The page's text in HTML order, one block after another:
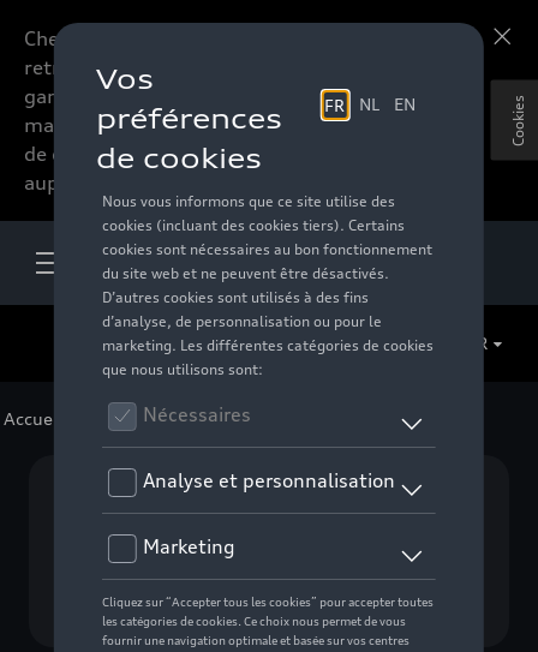
Chers accessoires-lovers,
retrouvez dorénavant toute la
gamme d’accessoires de votre
marque préférée sous forme
de catalogue à commander
auprès de votre distributeur.
FR
Accueil Pour votre Audi > Promotions
Aucun modèle sélectionné (Tout afficher)
Choisissez un modèle
Cookies